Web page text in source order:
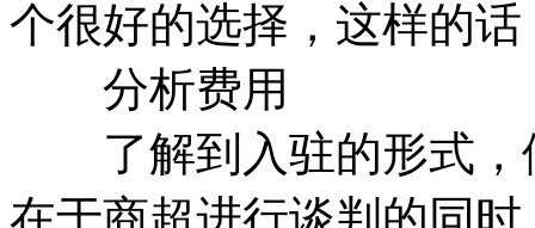
个很好的选择，这样的
分析费用
了解到入驻的形式，
在于商超进行谈判的同